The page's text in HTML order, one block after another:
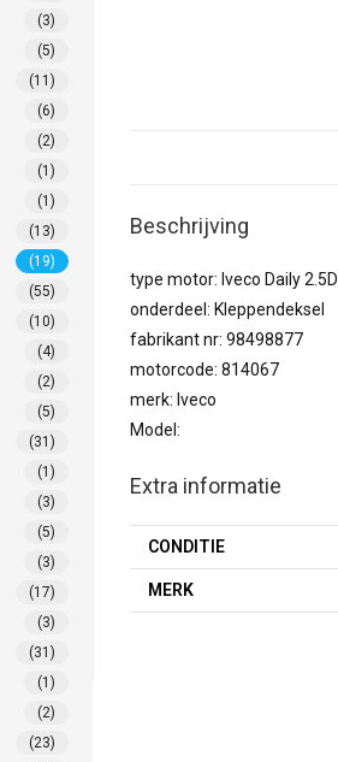
Beschrijving
type motor: Iveco Daily 2.5D
onderdeel: Kleppendeksel
fabrikant nr: 98498877
motorcode: 814067
merk: Iveco
Model:
Extra informatie
CONDITIE
MERK
(3)
(5)
(11)
(6)
(2)
(1)
(1)
(13)
(19)
(55)
(10)
(4)
(2)
(5)
(31)
(1)
(3)
(5)
(3)
(17)
(3)
(31)
(1)
(2)
(23)